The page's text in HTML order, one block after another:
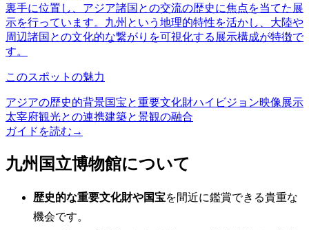
裏手に位置し、アジア諸国との交流の歴史に焦点を当てた展
示を行っています。九州という地理的特性を活かし、大陸や
周辺諸国との文化的な繋がりを可視化する展示構成が特徴で
す。
このスポットの魅力
アジアの歴史的背景国宝と重要文化財ハイビジョン映像展示
太宰府観光との連携建築と景観の融合
ガイドを読む →
九州国立博物館について
歴史的な重要文化財や国宝を間近に鑑賞できる貴重な
機会です。